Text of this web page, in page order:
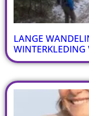
LANGE
WINTERKLEDING